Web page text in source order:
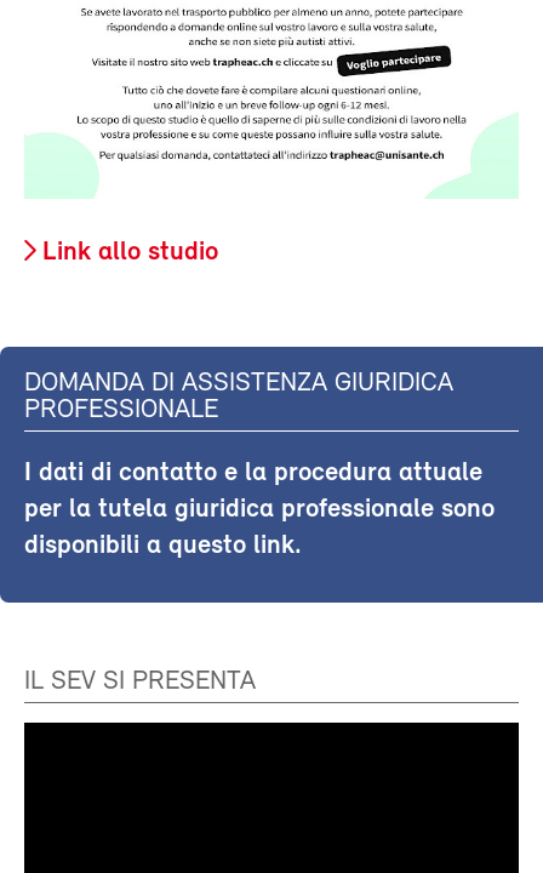
Link allo studio
DOMANDA DI ASSISTENZA GIURIDICA
PROFESSIONALE
I dati di contatto e la procedura attuale
per la tutela giuridica professionale sono
disponibili a questo link.
IL SEV SI PRESENTA